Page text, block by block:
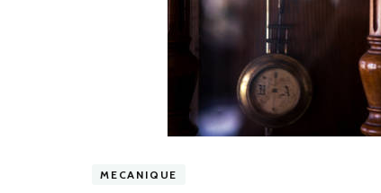
MECANIQUE